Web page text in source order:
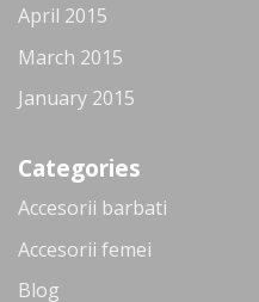
April 2015
March 2015
January 2015
Categories
Accesorii barbati
Accesorii femei
Blog